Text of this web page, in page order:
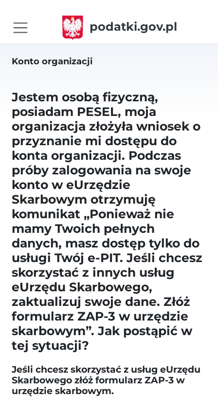
podatki.gov.pl
Konto organizacji
Jestem osobą fizyczną,
posiadam PESEL, moja
organizacja złożyła wniosek o
przyznanie mi dostępu do
konta organizacji. Podczas
próby zalogowania na swoje
konto w eUrzędzie
Skarbowym otrzymuję
komunikat „Ponieważ nie
mamy Twoich pełnych
danych, masz dostęp tylko do
usługi Twój e-PIT. Jeśli chcesz
skorzystać z innych usług
eUrzędu Skarbowego,
zaktualizuj swoje dane. Złóż
formularz ZAP-3 w urzędzie
skarbowym”. Jak postąpić w
tej sytuacji?
Jeśli chcesz skorzystać z usług eUrzędu
Skarbowego złóż formularz ZAP-3 w
urzędzie skarbowym.